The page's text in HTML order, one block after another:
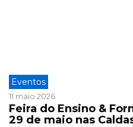
Eventos
11 maio 2026
Feira do Ensino &
29 de maio nas